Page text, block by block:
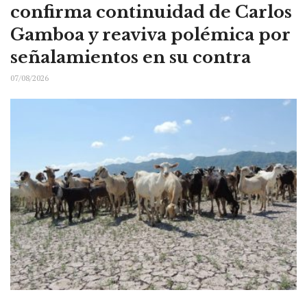
confirma continuidad de Carlos
Gamboa y reaviva polémica por
señalamientos en su contra
07/08/2026